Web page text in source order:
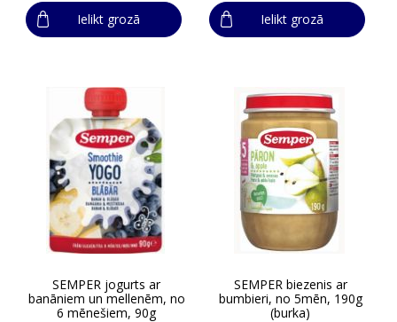
Ielikt grozā Ielikt grozā
SEMPER jogurts ar
banāniem un mellenēm, no
6 mēnešiem, 90g
SEMPER biezenis ar
bumbieri, no 5mēn, 190g
(burka)